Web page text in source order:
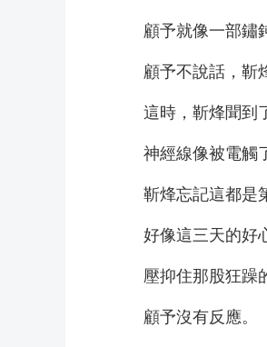
顧予就像一部鏽鈍
顧予不說話，靳烽
這時，靳烽聞到了
神經線像被電觸了
靳烽忘記這都是第
好像這三天的好心
壓抑住那股狂躁的
顧予沒有反應。